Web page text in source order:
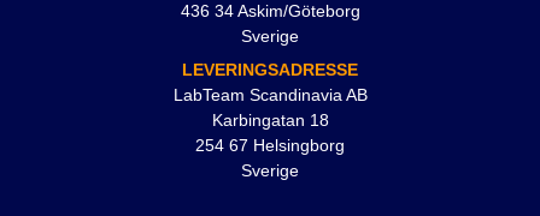
436 34 Askim/Göteborg
Sverige
LEVERINGSADRESSE
LabTeam Scandinavia AB
Karbingatan 18
254 67 Helsingborg
Sverige